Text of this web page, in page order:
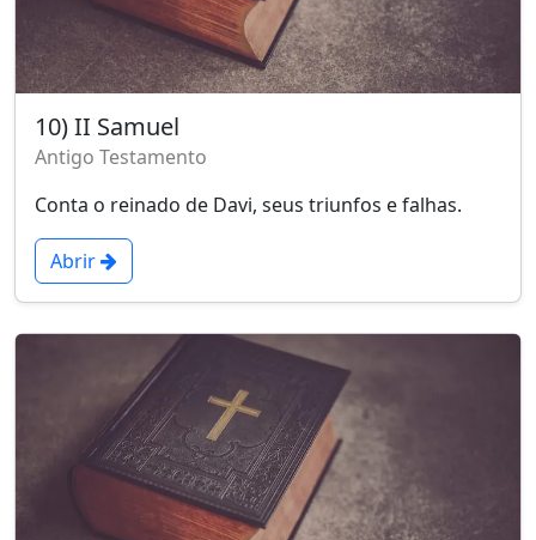
10) II Samuel
Antigo Testamento
Conta o reinado de Davi, seus triunfos e falhas.
Abrir